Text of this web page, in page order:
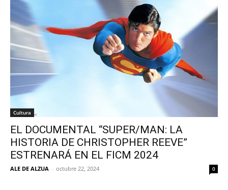
Cultura
EL DOCUMENTAL “SUPER/MAN: LA
HISTORIA DE CHRISTOPHER REEVE”
ESTRENARÁ EN EL FICM 2024
ALE DE ALZUA - octubre 22, 2024 0